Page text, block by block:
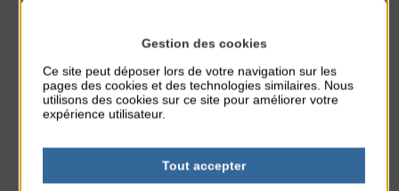
À noter aussi
Réveil musculaire
Plage du passous
Gestion des cookies
Ce site peut déposer lors de votre navigation sur les
pages des cookies et des technologies similaires. Nous
utilisons des cookies sur ce site pour améliorer votre
expérience utilisateur.
Tout accepter